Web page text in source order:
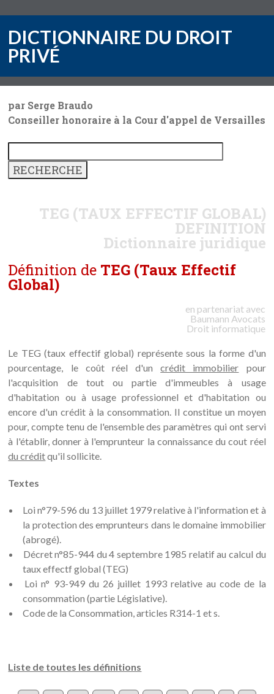
DICTIONNAIRE DU DROIT
PRIVÉ
par Serge Braudo
Conseiller honoraire à la Cour d'appel de Versailles
TEG (TAUX EFFECTIF GLOBAL)
DEFINITION
Dictionnaire juridique
Définition de TEG (Taux Effectif
Global)
en partenariat avec
Baumann Avocats
Droit informatique
Le TEG (taux effectif global) représente sous la forme d'un
pourcentage, le coût réel d'uncrédit immobilier pour
l'acquisition de tout ou partie d'immeubles à usage
d'habitation ou à usage professionnel et d'habitation ou
encore d'un crédit à la consommation. Il constitue un moyen
pour, compte tenu de l'ensemble des paramètres qui ont servi
à l'établir, donner à l'emprunteur la connaissance du cout réel
du créditqu'il sollicite.
Textes
Loi n°79-596 du 13 juillet 1979 relative à l'information et à
la protection des emprunteurs dans le domaine immobilier
(abrogé).
Décret n°85-944 du 4 septembre 1985 relatif au calcul du
taux effectf global (TEG)
Loi n° 93-949 du 26 juillet 1993 relative au code de la
consommation (partie Législative).
Code de la Consommation, articles R314-1 et s.
Liste de toutes les définitions